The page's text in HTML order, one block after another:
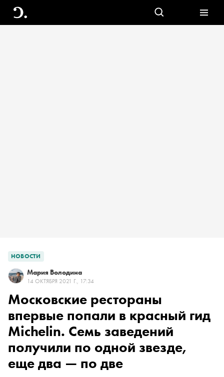
НОВОСТИ
Мария Володина
14 ОКТЯБРЯ 2021 Г., 17:34
Московские рестораны
впервые попали в красный гид
Michelin. Семь заведений
получили по одной звезде,
еще два — по две